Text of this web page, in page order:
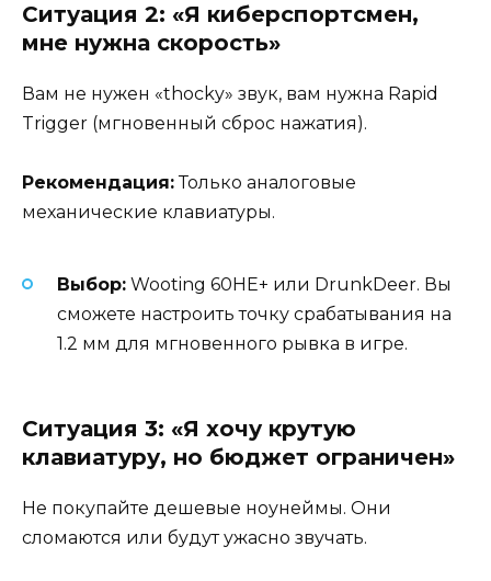
Ситуация 2: «Я киберспортсмен,
мне нужна скорость»
Вам не нужен «thocky» звук, вам нужна Rapid
Trigger (мгновенный сброс нажатия).
Рекомендация:Только аналоговые
механические клавиатуры.
Выбор: Wooting 60HE+ или DrunkDeer. Вы
сможете настроить точку срабатывания на
1.2 мм для мгновенного рывка в игре.
Ситуация 3: «Я хочу крутую
клавиатуру, но бюджет ограничен»
Не покупайте дешевые ноунеймы. Они
сломаются или будут ужасно звучать.